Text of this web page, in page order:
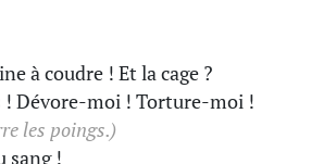
à coudre ! Et la cage ?
! Dévore-moi ! Torture-moi !
les poings.)
sang !